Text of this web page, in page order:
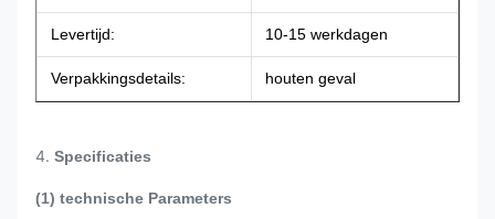
Levertijd: 10-15 werkdagen
Verpakkingsdetails: houten geval
4. Specificaties
(1) technische Parameters